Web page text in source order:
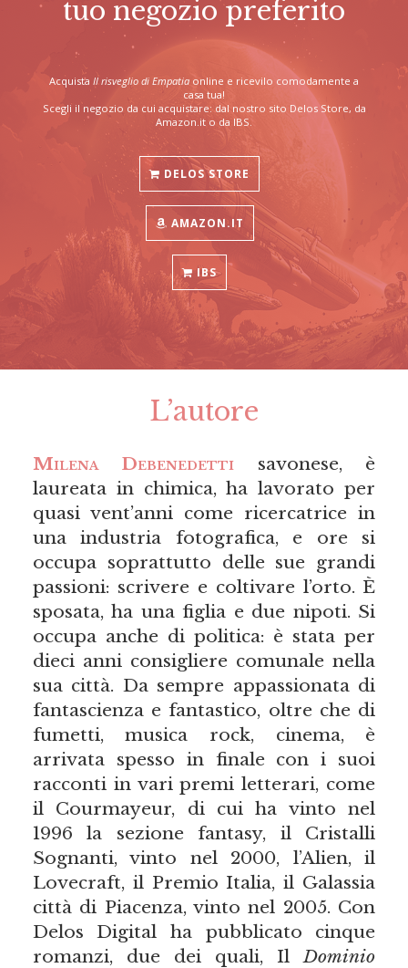
tuo negozio preferito
Acquista Il risveglio di Empatia online e ricevilo comodamente a
casa tua!
Scegli il negozio da cui acquistare: dal nostro sito Delos Store, da
Amazon.it o da IBS.
DELOS STORE
AMAZON.IT
IBS
L’autore
Milena Debenedetti savonese, è
laureata in chimica, ha lavorato per
quasi vent’anni come ricercatrice in
una industria fotografica, e ore si
occupa soprattutto delle sue grandi
passioni: scrivere e coltivare l’orto. È
sposata, ha una figlia e due nipoti. Si
occupa anche di politica: è stata per
dieci anni consigliere comunale nella
sua città. Da sempre appassionata di
fantascienza e fantastico, oltre che di
fumetti, musica rock, cinema, è
arrivata spesso in finale con i suoi
racconti in vari premi letterari, come
il Courmayeur, di cui ha vinto nel
1996 la sezione fantasy, il Cristalli
Sognanti, vinto nel 2000, l’Alien, il
Lovecraft, il Premio Italia, il Galassia
città di Piacenza, vinto nel 2005. Con
Delos Digital ha pubblicato cinque
romanzi, due dei quali, Il Dominio